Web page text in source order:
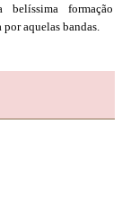
belíssima formação
aquelas bandas.